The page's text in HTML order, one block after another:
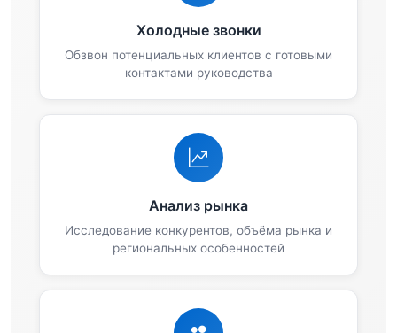
Холодные звонки
Обзвон потенциальных клиентов с готовыми
контактами руководства
Анализ рынка
Исследование конкурентов, объёма рынка и
региональных особенностей